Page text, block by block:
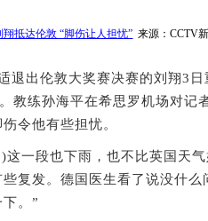
翔抵达伦敦 “脚伤让人担忧” 来源：CCTV
出伦敦大奖赛决赛的刘翔3日
教练孙海平在希思罗机场对记
令他有些担忧。
一段也下雨，也不比英国天气
复发。德国医生看了说没什么
。”